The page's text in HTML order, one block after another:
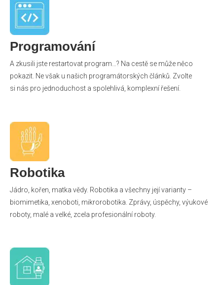
Programování
A zkusili jste restartovat program…? Na cestě se může něco
pokazit. Ne však u našich programátorských článků. Zvolte
si nás pro jednoduchost a spolehlivá, komplexní řešení.
Robotika
Jádro, kořen, matka vědy. Robotika a všechny její varianty –
biomimetika, xenoboti, mikrorobotika. Zprávy, úspěchy, výukové
roboty, malé a velké, zcela profesionální roboty.